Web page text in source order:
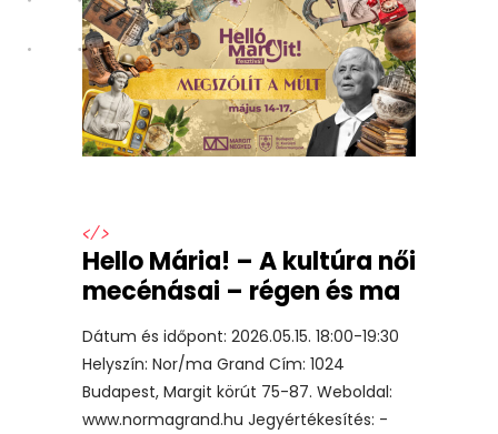
</>
Hello Mária! – A kultúra női
mecénásai – régen és ma
Dátum és időpont: 2026.05.15. 18:00-19:30
Helyszín: Nor/ma Grand Cím: 1024
Budapest, Margit körút 75-87. Weboldal:
www.normagrand.hu Jegyértékesítés: -